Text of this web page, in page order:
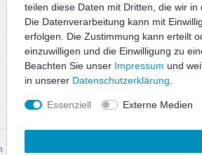
teilen diese Daten mit Dritten, die wir in
Die Datenverarbeitung kann mit
erfolgen. Die Zustimmung kann erteilt
einzuwilligen und die Einwilligung zu
Beachten Sie unser Impressum und
in unserer Daten­schutz­erklärung
Essenziell Externe Medien